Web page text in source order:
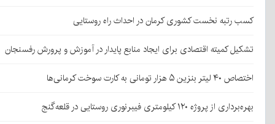
کسب رتبه نخست کشوری کرمان در احداث راه روستایی
تشکیل کمیته اقتصادی برای ایجاد منابع پایدار در آموزش و پرورش رفسنجان
اختصاص ۴۰ لیتر بنزین ۵ هزار تومانی به کارت سوخت کرمانی‌ها
بهره‌برداری از پروژه ۱۲۰ کیلومتری فیبرنوری روستایی در قلعه‌گنج